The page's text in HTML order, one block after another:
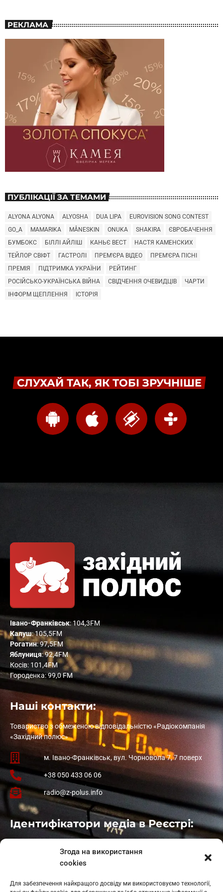
Згода на використання
cookies
Для забезпечення найкращого досвіду ми використовуємо технології,
РЕКЛАМА
ПУБЛІКАЦІЇ ЗА ТЕМАМИ
ALYONA ALYONA ALYOSHA DUA LIPA
EUROVISION SONG CONTEST
GO_A
MAMARIKA MÅNESKIN ONUKA SHAKIRA
ЄВРОБАЧЕННЯ
БУМБОКС
БІЛЛІ АЙЛІШ КАНЬЄ ВЕСТ
НАСТЯ КАМЕНСКИХ
ТЕЙЛОР СВІФТ
ГАСТРОЛІ ПРЕМ'ЄРА ВІДЕО
ПРЕМ'ЄРА ПІСНІ
ПРЕМІЯ
ПІДТРИМКА УКРАЇНИ
РЕЙТИНГ
РОСІЙСЬКО-УКРАЇНСЬКА ВІЙНА
СВІДЧЕННЯ ОЧЕВИДЦІВ
ЧАРТИ
ІНФОРМ ЩЕПЛЕННЯ
ІСТОРІЯ
СЛУХАЙ ТАК, ЯК ТОБІ ЗРУЧНІШЕ
Івано-Франківськ: 104,3FM
Калуш: 105,5FM
Рогатин: 97,5FM
Яблуниця: 92,4FM
Косів: 101,4FM
Городенка: 99,0 FM
Наші контакти:
Товариство з обмеженою відповідальністю «Радіокомпанія
«Західний полюс»
м. Івано-Франківськ, вул. Чорновола 7, 7 поверх
+38 050 433 06 06
radio@z-polus.info
Ідентифікатори медіа в Реєстрі:
: L11-01410
: L11-01801
Косів: L11-01805